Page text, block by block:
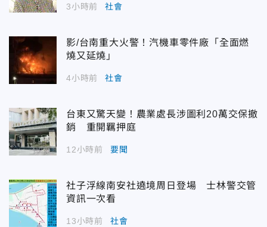
3小時前 社會
影/台南重大火警！汽機車零件廠「全面燃
燒又延燒」
4小時前 社會
台東又驚天變！農業處長涉圖利20萬交保撤
銷 重開羈押庭
12小時前 要聞
社子浮線南安社遶境周日登場 士林警交管
資訊一次看
13小時前 社會